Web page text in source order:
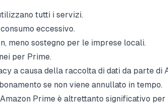
tutti i servizi.
eccessivo.
meno sostegno per le imprese locali.
per Prime.
a causa della raccolta di dati da parte di
se non viene annullato in tempo.
Prime è altrettanto significativo